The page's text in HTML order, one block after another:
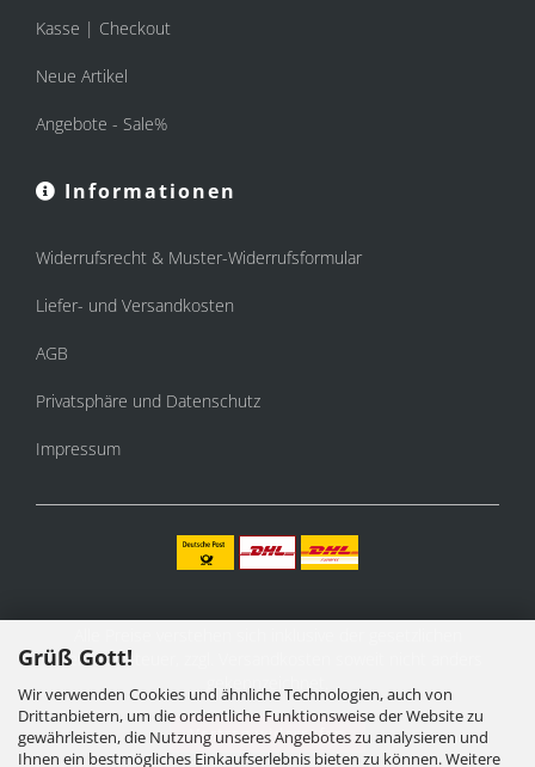
Grüß Gott!
Wir verwenden Cookies und ähnliche Technologien, auch von
Drittanbietern, um die ordentliche Funktionsweise der Website zu
gewährleisten, die Nutzung unseres Angebotes zu analysieren und
Ihnen ein bestmögliches Einkaufserlebnis bieten zu können. Weitere
Kasse | Checkout
Neue Artikel
Angebote - Sale%
Informationen
Widerrufsrecht & Muster-Widerrufsformular
Liefer- und Versandkosten
AGB
Privatsphäre und Datenschutz
Impressum
Mehrwertsteuer, zzgl.
Vertrag widerrufen